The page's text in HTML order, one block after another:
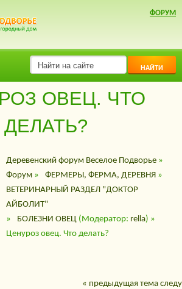
ФОРУМ
НАЙТИ
ОВЕЦ. ЧТО
ДЕЛАТЬ?
Деревенский форум Веселое Подворье»
Форум » ФЕРМЕРЫ, ФЕРМА, ДЕРЕВНЯ »
ВЕТЕРИНАРНЫЙ РАЗДЕЛ "ДОКТОР
АЙБОЛИТ"
»
БОЛЕЗНИ ОВЕЦ (Модератор: rella) »
Ценуроз овец. Что делать?
« предыдущая тема